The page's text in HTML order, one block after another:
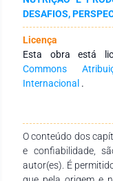
alimentação
forrageira e
fermentativas,
efluentes e
combinado de
potencial para
equilibradas,
Semiárido,
DESAFIOS,
Licença
Esta obra está
Commons
Internacional .
O conteúdo dos
e confiabilidade,
autor(es). É